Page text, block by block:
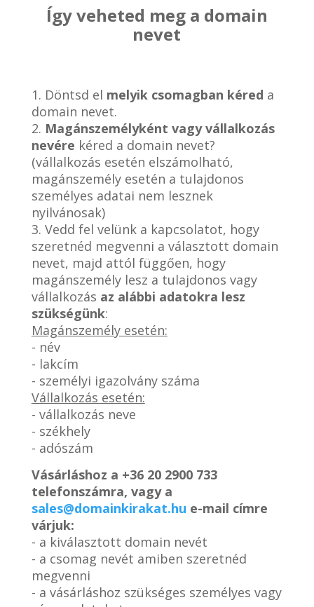
Így veheted meg a domain
nevet
1. Döntsd el melyik csomagban kéred a
domain nevet.
2. Magánszemélyként vagy vállalkozás
nevére kéred a domain nevet?
(vállalkozás esetén elszámolható,
magánszemély esetén a tulajdonos
személyes adatai nem lesznek
nyilvánosak)
3. Vedd fel velünk a kapcsolatot, hogy
szeretnéd megvenni a választott domain
nevet, majd attól függően, hogy
magánszemély lesz a tulajdonos vagy
vállalkozás az alábbi adatokra lesz
szükségünk:
Magánszemély esetén:
- név
- lakcím
- személyi igazolvány száma
Vállalkozás esetén:
- vállalkozás neve
- székhely
- adószám
Vásárláshoz a +36 20 2900 733
telefonszámra, vagy a
sales@domainkirakat.hu e-mail címre
várjuk:
- a kiválasztott domain nevét
- a csomag nevét amiben szeretnéd
megvenni
- a vásárláshoz szükséges személyes vagy